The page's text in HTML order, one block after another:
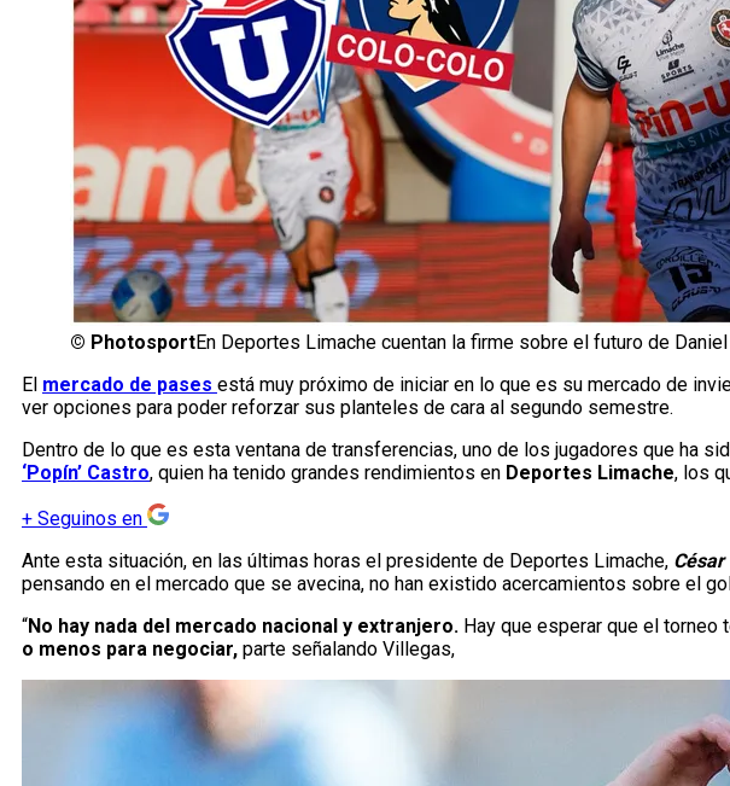
© PhotosportEn Deportes Limache cuentan la firme sobre el futuro de
El mercado de pases está muy próximo de iniciar en lo que es su mercado de
ver opciones para poder reforzar sus planteles de cara al segundo semestre.
Dentro de lo que es esta ventana de transferencias, uno de los jugadores que ha
‘Popín’ Castro, quien ha tenido grandes rendimientos en Deportes Limache, los
+ Seguinos en
Ante esta situación, en las últimas horas el presidente de Deportes Limache,
pensando en el mercado que se avecina, no han existido acercamientos sobre el
“No hay nada del mercado nacional y extranjero. Hay que esperar que el torneo
o menos para negociar, parte señalando Villegas,